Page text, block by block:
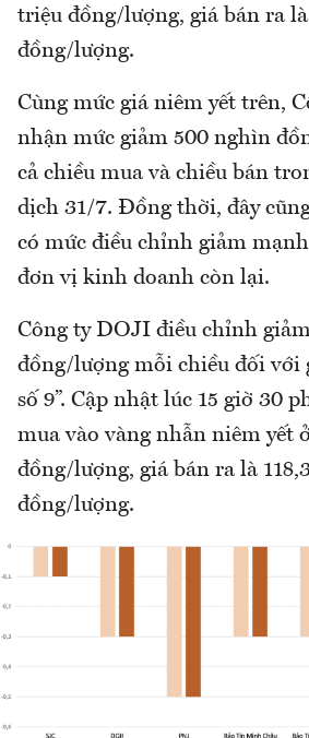
triệu đồng/lượng, giá bán ra là
đồng/lượng.
Cùng mức giá niêm yết trên,
nhận mức giảm 500 nghìn
cả chiều mua và chiều bán
dịch 31/7. Đồng thời, đây
có mức điều chỉnh giảm
đơn vị kinh doanh còn lại.
Công ty DOJI điều chỉnh
đồng/lượng mỗi chiều đối với
số 9”. Cập nhật lúc 15 giờ 30
mua vào vàng nhẫn niêm yết
đồng/lượng, giá bán ra là
đồng/lượng.